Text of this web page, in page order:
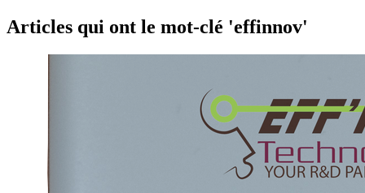
Articles qui ont le mot-clé 'effinnov'